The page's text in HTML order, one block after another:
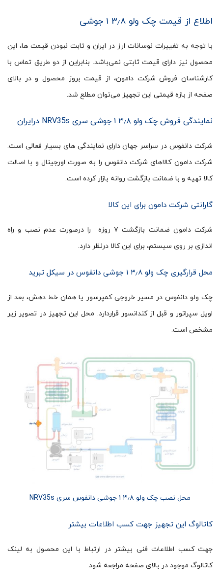
اطلاع از قیمت چک ولو ۳٫۸ ۱ جوشی
با توجه به تغییرات نوسانات ارز در ایران و ثابت نبودن قیمت ها، این
محصول نیز دارای قیمت ثابتی نمی‌باشد. بنابراین از دو طریق تماس با
کارشناسان فروش شرکت دامون، از قیمت بروز محصول و در بالای
صفحه از بازه قیمتی این تجهیز می‌توان مطلع شد.
نمایندگی فروش چک ولو ۳٫۸ ۱ جوشی سری NRV35s درایران
شرکت دانفوس در سراسر جهان دارای نمایندگی های بسیار فعالی است.
شرکت دامون کالاهای شرکت دانفوس را به صورت اورجینال و با اصالت
کالا تهیه و با ضمانت بازگشت روانه بازار کرده است.
گارانتی شرکت دامون برای این کالا
شرکت دامون ضمانت بازگشت ۷ روزه را درصورت عدم نصب و راه
اندازی بر روی سیستم، برای این کالا درنظر دارد.
محل قرارگیری چک ولو ۳٫۸ ۱ جوشی دانفوس در سیکل تبرید
چک ولو دانفوس در مسیر خروجی کمپرسور یا همان خط دهش، بعد از
اویل سپراتور و قبل از کندانسور قراردارد. محل این تجهیز در تصویر زیر
مشخص است.
محل نصب چک ولو ۳٫۸ ۱ جوشی دانفوس سری NRV35s
کاتالوگ این تجهیز جهت کسب اطلاعات بیشتر
جهت کسب اطلاعات فنی بیشتر در ارتباط با این محصول به لینک
کاتالوگ موجود در بالای صفحه مراجعه شود.